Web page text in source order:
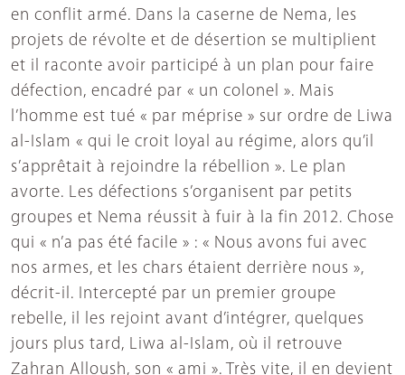
en conflit armé. Dans la caserne de Nema, les
projets de révolte et de désertion se multiplient
et il raconte avoir participé à un plan pour faire
défection, encadré par « un colonel ». Mais
l’homme est tué « par méprise » sur ordre de Liwa
al-Islam « qui le croit loyal au régime, alors qu’il
s’apprêtait à rejoindre la rébellion ». Le plan
avorte. Les défections s’organisent par petits
groupes et Nema réussit à fuir à la fin 2012. Chose
qui « n’a pas été facile » : « Nous avons fui avec
nos armes, et les chars étaient derrière nous »,
décrit-il. Intercepté par un premier groupe
rebelle, il les rejoint avant d’intégrer, quelques
jours plus tard, Liwa al-Islam, où il retrouve
Zahran Alloush, son « ami ». Très vite, il en devient